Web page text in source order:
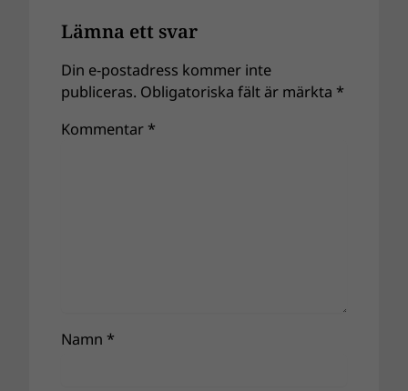
Lämna ett svar
Din e-postadress kommer inte
publiceras. Obligatoriska fält är märkta *
Kommentar *
Namn *